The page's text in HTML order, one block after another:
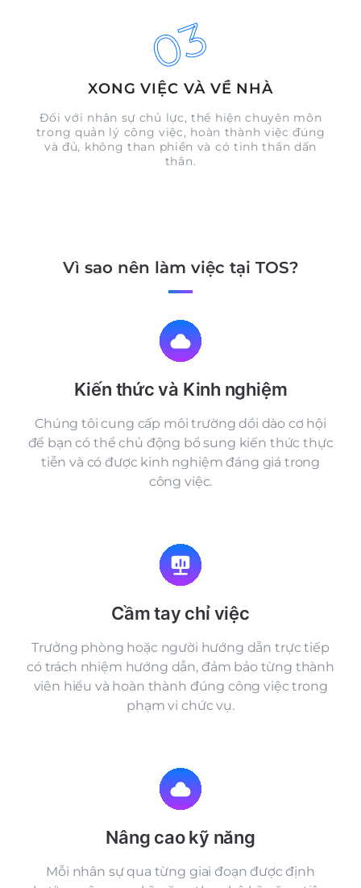
03
XONG VIỆC VÀ VỀ NHÀ
Đối với nhân sự chủ lực, thể hiện chuyên môn
trong quản lý công việc, hoàn thành việc đúng
và đủ, không than phiền và có tinh thần dấn
thân.
Vì sao nên làm việc tại TOS?
Kiến thức và Kinh nghiệm
Chúng tôi cung cấp môi trường dồi dào cơ hội
để bạn có thể chủ động bổ sung kiến thức thực
tiễn và có được kinh nghiệm đáng giá trong
công việc.
Cầm tay chỉ việc
Trưởng phòng hoặc người hướng dẫn trực tiếp
có trách nhiệm hướng dẫn, đảm bảo từng thành
viên hiểu và hoàn thành đúng công việc trong
phạm vi chức vụ.
Nâng cao kỹ năng
Mỗi nhân sự qua từng giai đoạn được định